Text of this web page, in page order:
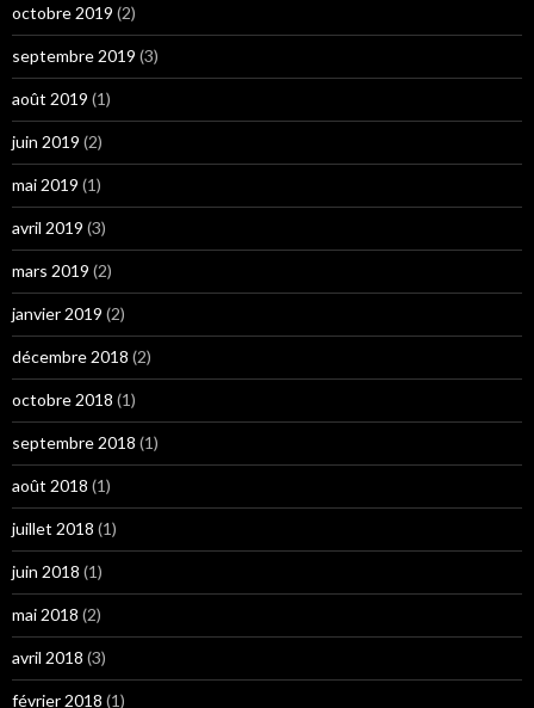
octobre 2019 (2)
septembre 2019 (3)
août 2019 (1)
juin 2019 (2)
mai 2019 (1)
avril 2019 (3)
mars 2019 (2)
janvier 2019 (2)
décembre 2018 (2)
octobre 2018 (1)
septembre 2018 (1)
août 2018 (1)
juillet 2018 (1)
juin 2018 (1)
mai 2018 (2)
avril 2018 (3)
février 2018 (1)